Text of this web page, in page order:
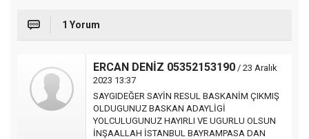
1 Yorum
ERCAN DENİZ 05352153190 / 23 Aralık
2023 13:37
SAYGIDEĞER SAYİN RESUL BASKANİM ÇIKMIŞ
OLDUGUNUZ BASKAN ADAYLİGİ
YOLCULUGUNUZ HAYIRLI VE UGURLU OLSUN
İNŞAALLAH İSTANBUL BAYRAMPASA DAN